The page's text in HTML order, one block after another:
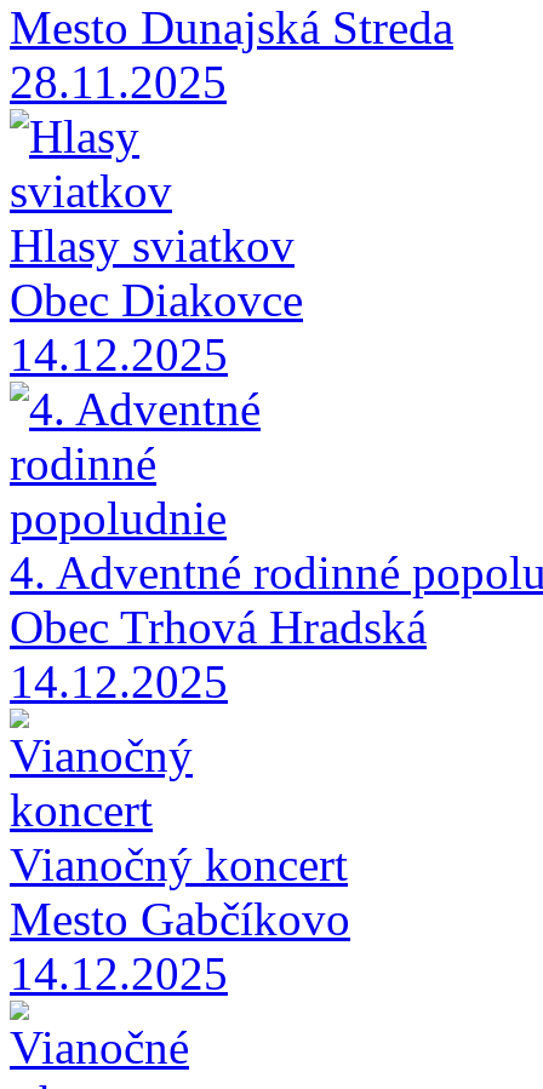
Mesto Dunajská Streda
28.11.2025
Hlasy sviatkov
Obec Diakovce
14.12.2025
4. Adventné rodinné
Obec Trhová Hradská
14.12.2025
Vianočný koncert
Mesto Gabčíkovo
14.12.2025